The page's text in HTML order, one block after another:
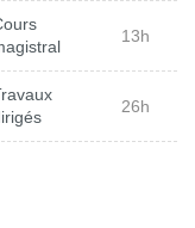
13h
26h